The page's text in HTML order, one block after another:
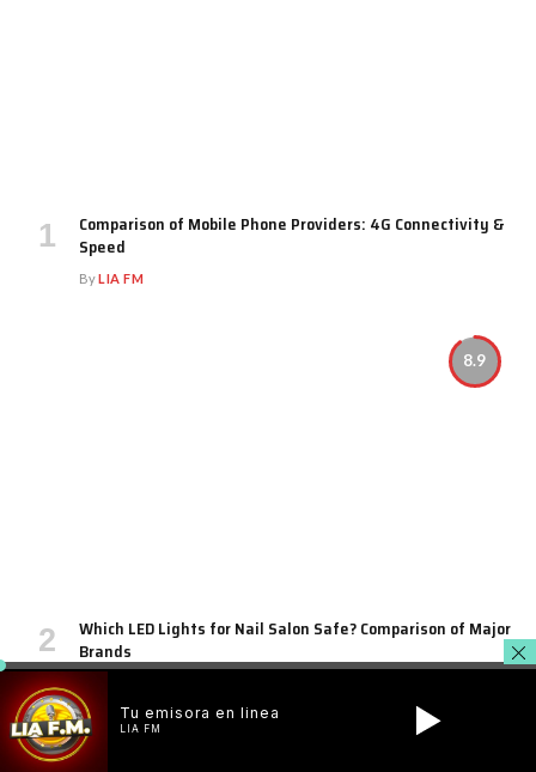
Comparison of Mobile Phone Providers: 4G Connectivity &
Speed
ByLIA FM
8.9
Which LED Lights for Nail Salon Safe? Comparison of Major
Brands
Tu emisora en linea
LIA FM